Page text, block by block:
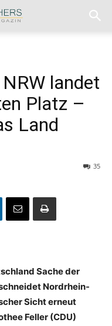
landet
Platz –
Land
35
Sache der
Nordrhein-
Sicht erneut
Feller (CDU)